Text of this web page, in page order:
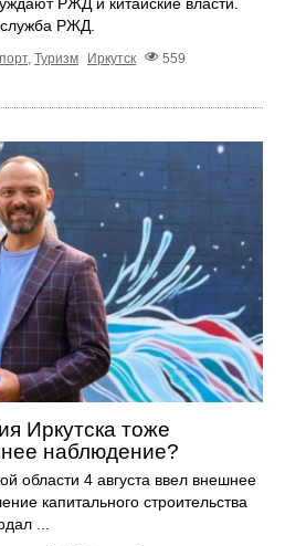
РЖД и китайские власти.
РЖД.
, Туризм Иркутск
559
Иркутска тоже
наблюдение?
области 4 августа ввел внешнее
капитального строительства
...